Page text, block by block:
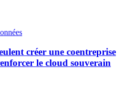
créer une coentreprise
le cloud souverain